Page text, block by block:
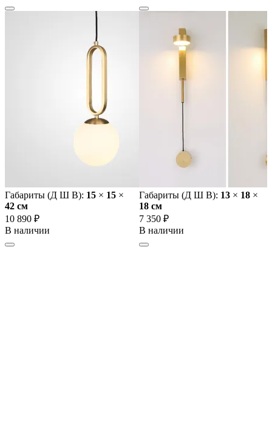
Габариты (Д Ш В): 15 × 15 ×
42 cм
10 890 ₽
В наличии
Габариты (Д Ш В): 13 × 18 ×
18 cм
7 350 ₽
В наличии